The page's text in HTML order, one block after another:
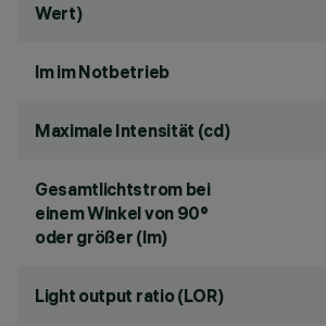
Wert)
lm im Notbetrieb
Maximale Intensität (cd)
Gesamtlichtstrom bei
einem Winkel von 90°
oder größer (lm)
Light output ratio (LOR)